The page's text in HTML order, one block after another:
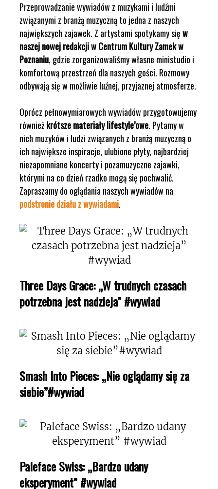
Przeprowadzanie wywiadów z muzykami i ludźmi
związanymi z branżą muzyczną to jedna z naszych
największych zajawek. Z artystami spotykamy sięw
naszej nowej redakcji w Centrum Kultury Zamek w
Poznaniu, gdzie zorganizowaliśmy własne ministudio i
komfortową przestrzeń dla naszych gości. Rozmowy
odbywają się w możliwie luźnej, przyjaznej atmosferze.
Oprócz pełnowymiarowych wywiadów przygotowujemy
równieżkrótsze materiały lifestyle’owe. Pytamy w
nich muzyków i ludzi związanych z branżą muzyczną o
ich największe inspiracje, ulubione płyty, najbardziej
niezapomniane koncerty i pozamuzyczne zajawki,
którymi na co dzień rzadko mogą się pochwalić.
Zapraszamy do oglądania naszych wywiadów na
podstronie działu z wywiadami.
Three Days Grace: „W trudnych czasach
potrzebna jest nadzieja” #wywiad
Smash Into Pieces: „Nie oglądamy się za
siebie”#wywiad
Paleface Swiss: „Bardzo udany
eksperyment” #wywiad